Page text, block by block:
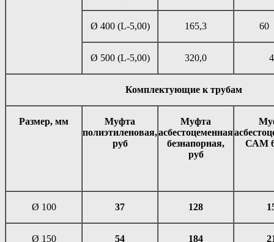
Ø 400 (L-5,00) 165,3 60
Ø 500 (L-5,00) 320,0
Комплектующие к трубам
Размер, мм
Муфта
полиэтиленовая,
руб
Муфта
асбестоцеменная
безнапорная,
руб
САМ
Ø 100 37 128
Ø 150 54 184